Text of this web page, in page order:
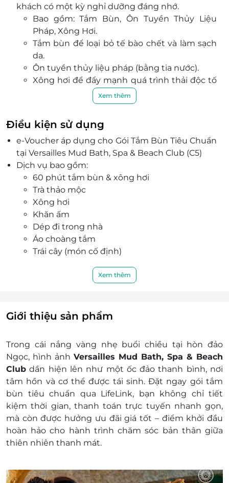
khách có một kỳ nghỉ dưỡng đáng nhớ.
Bao gồm: Tắm Bùn, Ôn Tuyền Thủy Liệu
Pháp, Xông Hơi.
Tắm bùn để loại bỏ tế bào chết và làm sạch
da.
Ôn tuyền thủy liệu pháp (bằng tia nước).
Xông hơi để đẩy mạnh quá trình thải độc tố
Ngoài ra, bạn còn có thể thư giãn trên ghế dài
giữa thiên nhiên xanh mát, ngắm nhìn biển và
vườn cây, hoặc thưởng thức hoàng hôn tuyệt
đẹp trên Phú Quốc tại Versailles Beach Club.
Xem thêm
Điều kiện sử dụng
e-Voucher áp dụng cho Gói Tắm Bùn Tiêu Chuẩn
tại Versailles Mud Bath, Spa & Beach Club (C5)
Dịch vụ bao gồm:
60 phút tắm bùn & xông hơi
Trà thảo mộc
Xông hơi
Khăn ấm
Dép đi trong nhà
Áo choàng tắm
Trái cây (món cố định)
Lưu ý:
Thời gian trị liệu của bạn sẽ bị rút ngắn nếu
huỷ nếu bạn đến trễ hơn 15 phút
Những người mắc bệnh truyền nhiễm,
cường giáp và/hoặc bệnh lao sẽ không được
phép vào cửa
Suối nước nóng có thể gây ra rủi ro cho sức
khỏe với phụ nữ mang thai, những người bị
rối loạn máu khó đông, cao huyết áp, các vấn
đề về tim hoặc những người dùng máy trợ
tim
Khách tham gia có dấu hiệu say xỉn sẽ bị từ
Xem thêm
Giới thiệu sản phẩm
Trong cái nắng vàng nhẹ buổi chiều tại hòn đảo
Ngọc, hình ảnh Versailles Mud Bath, Spa & Beach
Club dần hiện lên như một ốc đảo thanh bình, nơi
tâm hồn và cơ thể được tái sinh. Đặt ngay gói tắm
bùn tiêu chuẩn qua LifeLink, bạn không chỉ tiết
kiệm thời gian, thanh toán trực tuyến nhanh gọn,
mà còn được hưởng ưu đãi giá tốt – điểm khởi đầu
hoàn hảo cho hành trình chăm sóc bản thân giữa
thiên nhiên thanh mát.